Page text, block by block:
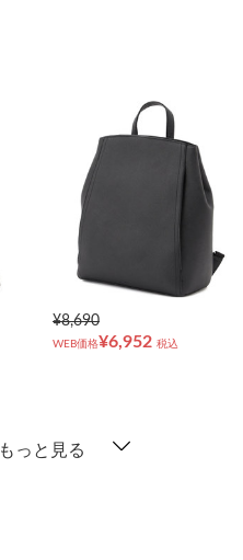
¥8,690
WEB価格¥6,952 税込
もっと見る